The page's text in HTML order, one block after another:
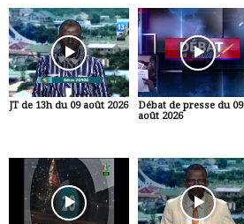
JT de 13h du 09 août 2026
Débat de presse du 09
août 2026